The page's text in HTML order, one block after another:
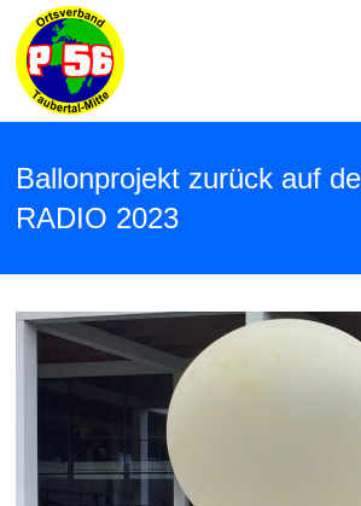
Ballonprojekt zurück auf
RADIO 2023